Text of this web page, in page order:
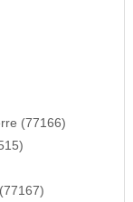
(77166)